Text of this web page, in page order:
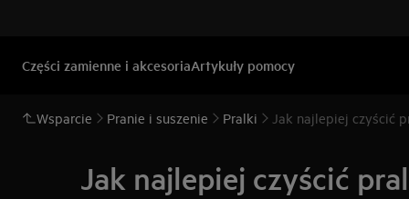
Części zamienne i akcesoriaArtykuły pomocy
Wsparcie Pranie i suszenie Pralki Jak najlepiej czyścić
Jak najlepiej czyścić